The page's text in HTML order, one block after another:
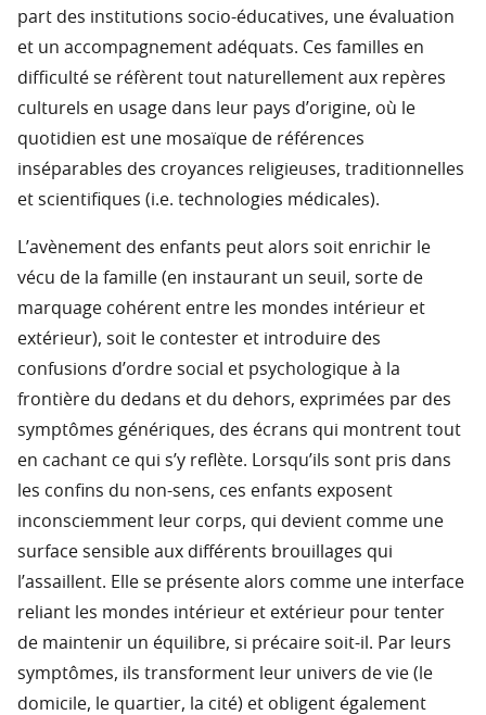
part des institutions socio-éducatives, une évaluation
et un accompagnement adéquats. Ces familles en
difficulté se réfèrent tout naturellement aux repères
culturels en usage dans leur pays d’origine, où le
quotidien est une mosaïque de références
inséparables des croyances religieuses, traditionnelles
et scientifiques (i.e. technologies médicales).
L’avènement des enfants peut alors soit enrichir le
vécu de la famille (en instaurant un seuil, sorte de
marquage cohérent entre les mondes intérieur et
extérieur), soit le contester et introduire des
confusions d’ordre social et psychologique à la
frontière du dedans et du dehors, exprimées par des
symptômes génériques, des écrans qui montrent tout
en cachant ce qui s’y reflète. Lorsqu’ils sont pris dans
les confins du non-sens, ces enfants exposent
inconsciemment leur corps, qui devient comme une
surface sensible aux différents brouillages qui
l’assaillent. Elle se présente alors comme une interface
reliant les mondes intérieur et extérieur pour tenter
de maintenir un équilibre, si précaire soit-il. Par leurs
symptômes, ils transforment leur univers de vie (le
domicile, le quartier, la cité) et obligent également